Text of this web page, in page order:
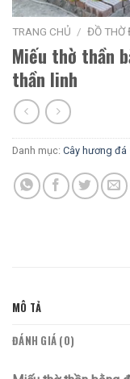
TRANG CHỦ / ĐỒ THỜ
Miếu thờ thần
thần linh
Danh mục: Cây hương đá
MÔ TẢ
ĐÁNH GIÁ (0)